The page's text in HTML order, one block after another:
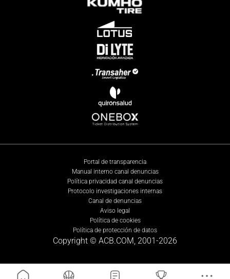
Portal de transparencia
Manual interno canal denuncias
Política privacidad canal denuncias
Protocolo investigaciones internas
Canal de denuncias
Aviso legal
Política de cookies
Política de protección de datos
Copyright © ACB.COM, 2001-2026